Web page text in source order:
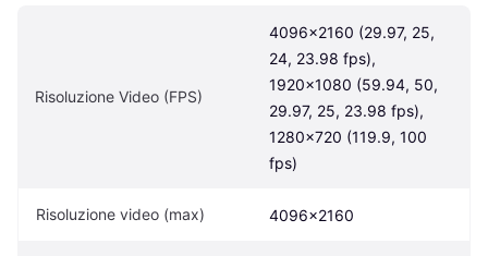
Risoluzione Video (FPS)
4096x2160 (29.97, 25,
24, 23.98 fps),
1920x1080 (59.94, 50,
29.97, 25, 23.98 fps),
1280x720 (119.9, 100
fps)
Risoluzione video (max) 4096x2160